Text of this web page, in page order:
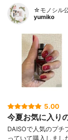
☆モノシル
yumiko
5.00
今夏お気に入り
DAISOで人気のプチ
っていて購入しまし